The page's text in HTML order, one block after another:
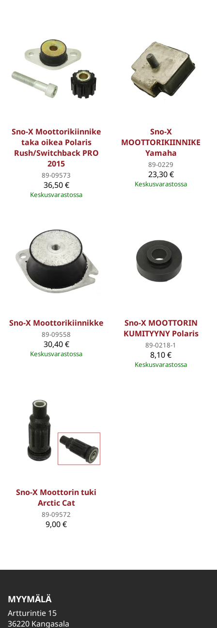
Sno-X Moottorikiinnike
taka oikea Polaris
Rush/Switchback PRO
2015
89-09573
36,50 €
Keskusvarastossa
Sno-X
MOOTTORIKIINNIKE
Yamaha
89-0229
23,30 €
Keskusvarastossa
Sno-X Moottorikiinnikke
89-09558
30,40 €
Keskusvarastossa
Sno-X MOOTTORIN
KUMITYYNY Polaris
89-0218-1
8,10 €
Keskusvarastossa
Sno-X Moottorin tuki
Arctic Cat
89-09572
9,00 €
MYYMÄLÄ
Artturintie 15
36220 Kangasala